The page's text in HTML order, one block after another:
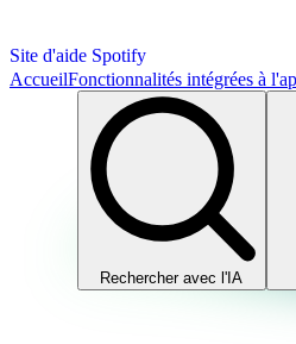
Site d'aide Spotify
AccueilFonctionnalités intégrées à
Rechercher avec l'IA